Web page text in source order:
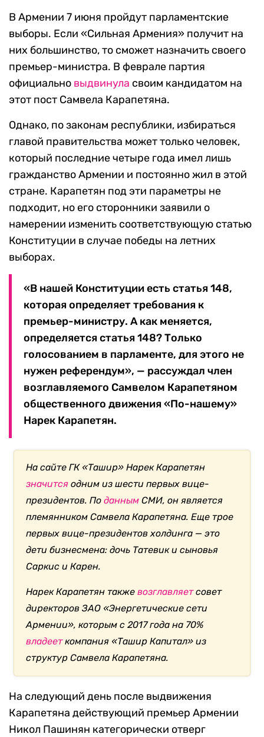
В Армении 7 июня пройдут парламентские
выборы. Если «Сильная Армения» получит на
них большинство, то сможет назначить своего
премьер-министра. В феврале партия
официально выдвинула своим кандидатом на
этот пост Самвела Карапетяна.
Однако, по законам республики, избираться
главой правительства может только человек,
который последние четыре года имел лишь
гражданство Армении и постоянно жил в этой
стране. Карапетян под эти параметры не
подходит, но его сторонники заявили о
намерении изменить соответствующую статью
Конституции в случае победы на летних
выборах.
«В нашей Конституции есть статья 148,
которая определяет требования к
премьер-министру. А как меняется,
определяется статья 148? Только
голосованием в парламенте, для этого не
нужен референдум», — рассуждал член
возглавляемого Самвелом Карапетяном
общественного движения «По-нашему»
Нарек Карапетян.
На сайте ГК «Ташир» Нарек Карапетян
значится одним из шести первых вице-
президентов. Поданным СМИ, он является
племянником Самвела Карапетяна. Еще трое
первых вице-президентов холдинга — это
дети бизнесмена: дочь Татевик и сыновья
Саркис и Карен.
Нарек Карапетян такжевозглавляетсовет
директоров ЗАО «Энергетические сети
Армении», которым с 2017 года на 70%
владееткомпания «Ташир Капитал» из
структур Самвела Карапетяна.
На следующий день после выдвижения
Карапетяна действующий премьер Армении
Никол Пашинян категорически отверг